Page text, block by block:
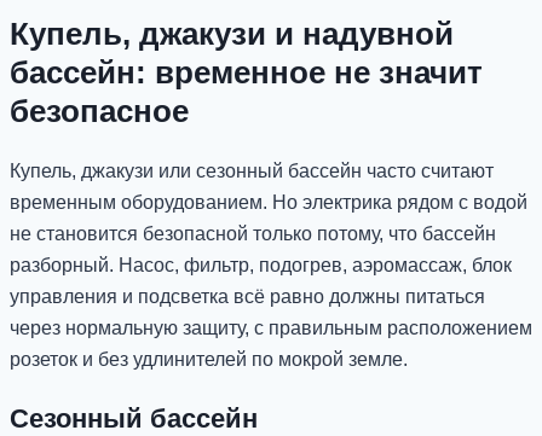
Купель, джакузи и надувной
бассейн: временное не значит
безопасное
Купель, джакузи или сезонный бассейн часто считают
временным оборудованием. Но электрика рядом с водой
не становится безопасной только потому, что бассейн
разборный. Насос, фильтр, подогрев, аэромассаж, блок
управления и подсветка всё равно должны питаться
через нормальную защиту, с правильным расположением
розеток и без удлинителей по мокрой земле.
Сезонный бассейн